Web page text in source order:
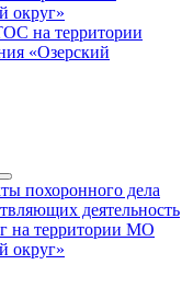
округ»
на территории
«Озерский
похоронного дела
деятельность
на территории МО
округ»